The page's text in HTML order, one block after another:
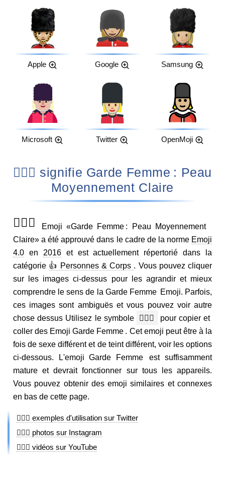
Apple Google Samsung
Microsoft Twitter OpenMoji
💂🏼‍♀️ signifie Garde Femme : Peau
Moyennement Claire
💂🏼‍♀️
Emoji «Garde Femme : Peau Moyennement
Claire» a été approuvé dans le cadre de la norme Emoji
4.0en 2016et est actuellement répertorié dans la
catégorie 👍 Personnes & Corps . Vous pouvez cliquer
sur les images ci-dessus pour les agrandir et mieux
comprendre le sens de la Garde Femme Emoji. Parfois,
ces images sont ambiguës et vous pouvez voir autre
chose dessus Utilisez le symbole
💂🏼‍♀️
pour copier et
coller des Emoji Garde Femme . Cet emoji peut être à la
fois de sexe différent et de teint différent, voir les options
ci-dessous. L'emoji Garde Femme est suffisamment
mature et devrait fonctionner sur tous les appareils.
Vous pouvez obtenir des emoji similaires et connexes
en bas de cette page.
💂🏼‍♀️ exemples d'utilisation sur Twitter
💂🏼‍♀️ photos sur Instagram
💂🏼‍♀️ vidéos sur YouTube